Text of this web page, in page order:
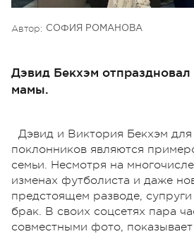
Автор: СОФИЯ РОМАНОВА
Дэвид Бекхэм отпраздновал
мамы.
Дэвид и Виктория Бекхэм для
поклонников являются
семьи. Несмотря на
изменах футболиста и даже
предстоящем разводе,
брак. В своих соцсетях пара
совместными фото,